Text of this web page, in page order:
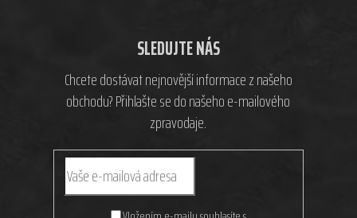
SLEDUJTE NÁS
Chcete dostávat nejnovější informace z našeho
obchodu? Přihlašte se do našeho e-mailového
zpravodaje.